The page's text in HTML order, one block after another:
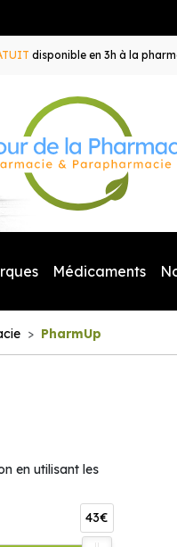
disponible en 3h à la
Médicaments
PharmUp
en utilisant les
43€